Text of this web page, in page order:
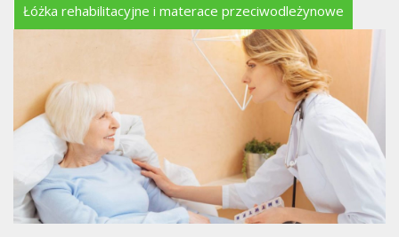
Łóżka rehabilitacyjne i materace przeciwodleżynowe